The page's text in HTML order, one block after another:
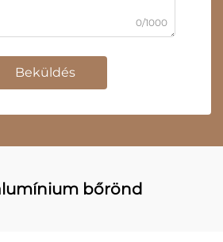
0/1000
Beküldés
bőrönd